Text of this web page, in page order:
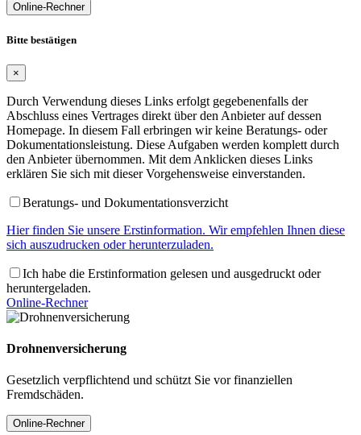
Online-Rechner
Bitte bestätigen
×
Durch Verwendung dieses Links erfolgt gegebenenfalls der
Abschluss eines Vertrages direkt über den Anbieter auf dessen
Homepage. In diesem Fall erbringen wir keine Beratungs- oder
Dokumentationsleistung. Diese Aufgaben werden komplett durch
den Anbieter übernommen. Mit dem Anklicken dieses Links
erklären Sie sich mit dieser Vorgehensweise einverstanden.
Beratungs- und Dokumentationsverzicht
Hier finden Sie unsere Erstinformation. Wir empfehlen Ihnen diese
sich auszudrucken oder herunterzuladen.
Ich habe die Erstinformation gelesen und ausgedruckt oder
heruntergeladen.
Online-Rechner
Drohnenversicherung
Gesetzlich verpflichtend und schützt Sie vor finanziellen
Fremdschäden.
Online-Rechner